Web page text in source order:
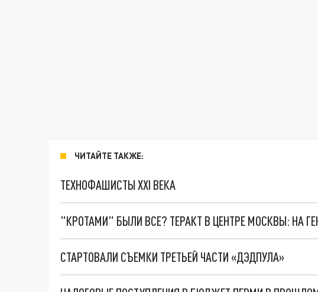
ЧИТАЙТЕ ТАКЖЕ:
ТЕХНОФАШИСТЫ XXI ВЕКА
"КРОТАМИ" БЫЛИ ВСЕ? ТЕРАКТ В ЦЕНТРЕ МОСКВЫ: НА
СТАРТОВАЛИ СЪЕМКИ ТРЕТЬЕЙ ЧАСТИ «ДЭДПУЛА»